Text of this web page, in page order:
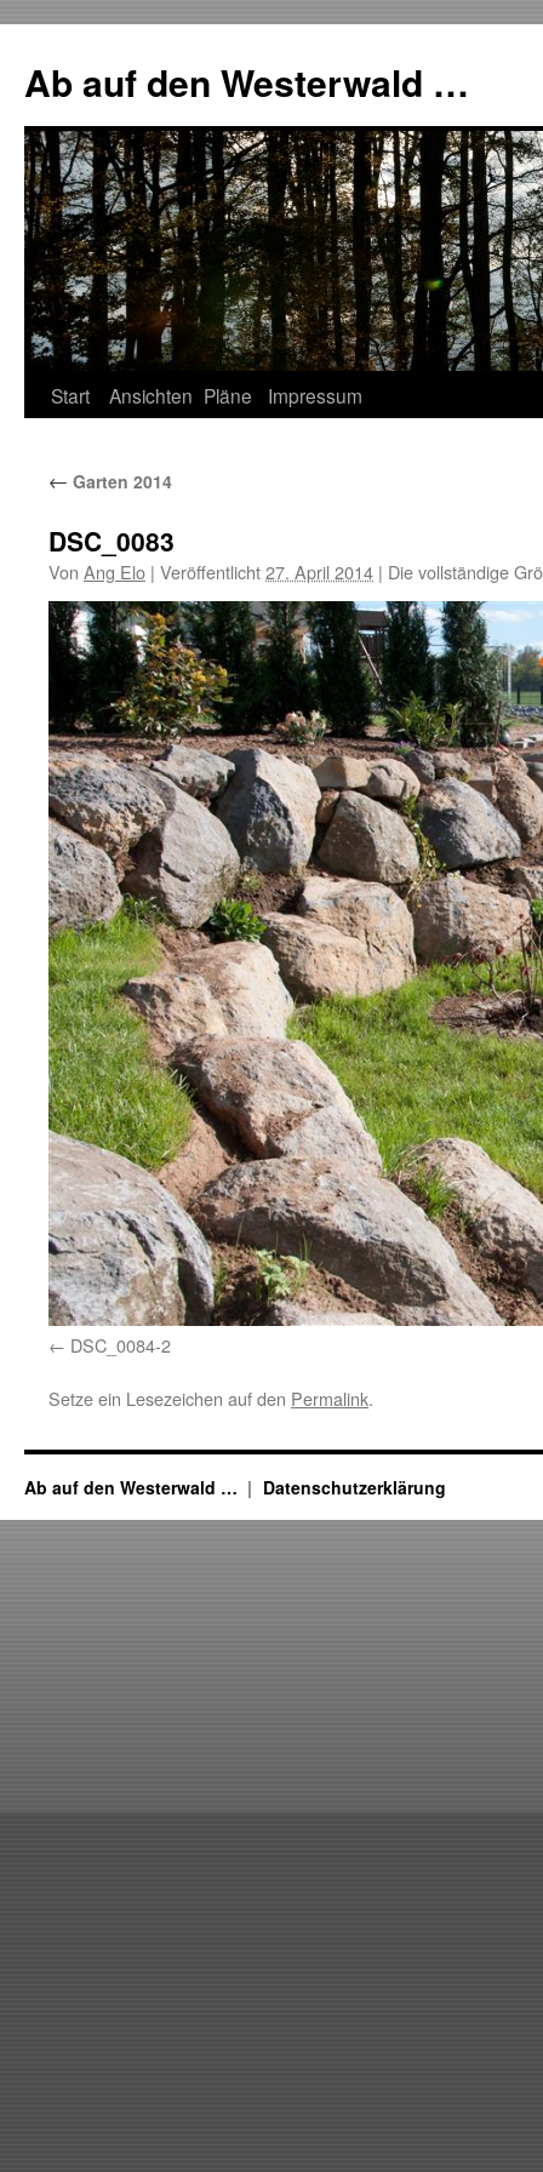
springen
Ab auf den Westerwald …
Start Ansichten Pläne Impressum
← Garten 2014
DSC_0083
Von Ang Elo | Veröffentlicht27. April 2014 | Die vollständige
DSC_0084-2
Setze ein Lesezeichen auf den Permalink.
Ab auf den Westerwald … Datenschutzerklärung